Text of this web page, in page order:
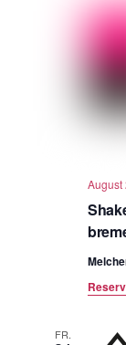
August
FR.